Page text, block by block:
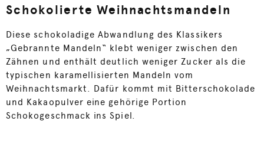
Schokolierte Weihnachtsmandeln
Diese schokoladige Abwandlung des Klassikers
„Gebrannte Mandeln“ klebt weniger zwischen den
Zähnen und enthält deutlich weniger Zucker als die
typischen karamellisierten Mandeln vom
Weihnachtsmarkt. Dafür kommt mit Bitterschokolade
und Kakaopulver eine gehörige Portion
Schokogeschmack ins Spiel.